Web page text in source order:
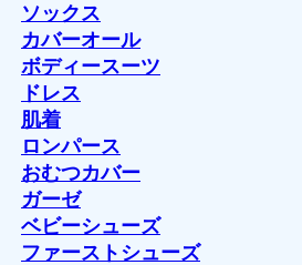
ソックス
カバーオール
ボディースーツ
ドレス
肌着
ロンパース
おむつカバー
ガーゼ
ベビーシューズ
ファーストシューズ